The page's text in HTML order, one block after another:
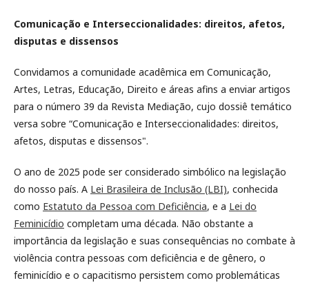
Comunicação e Interseccionalidades: direitos, afetos,
disputas e dissensos
Convidamos a comunidade acadêmica em Comunicação,
Artes, Letras, Educação, Direito e áreas afins a enviar artigos
para o número 39 da Revista Mediação, cujo dossiê temático
versa sobre “Comunicação e Interseccionalidades: direitos,
afetos, disputas e dissensos".
O ano de 2025 pode ser considerado simbólico na legislação
do nosso país. A Lei Brasileira de Inclusão (LBI), conhecida
como Estatuto da Pessoa com Deficiência, e a Lei do
Feminicídio completam uma década. Não obstante a
importância da legislação e suas consequências no combate à
violência contra pessoas com deficiência e de gênero, o
feminicídio e o capacitismo persistem como problemáticas